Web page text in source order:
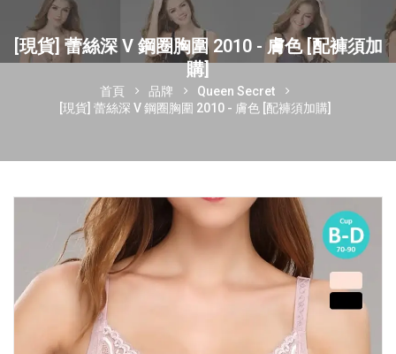
[現貨] 蕾絲深 V 鋼圈胸圍 2010 - 膚色 [配褲須加
購]
首頁 品牌
Queen Secret
[現貨] 蕾絲深 V 鋼圈胸圍 2010 - 膚色 [配褲須加購]